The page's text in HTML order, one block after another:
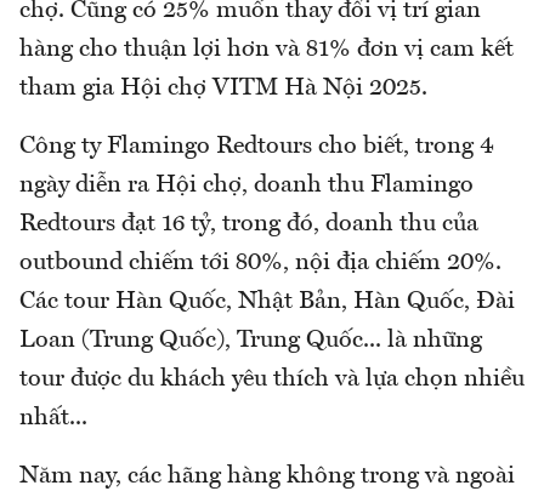
chợ. Cũng có 25% muốn thay đổi vị trí gian
hàng cho thuận lợi hơn và 81% đơn vị cam kết
tham gia Hội chợ VITM Hà Nội 2025.
Công ty Flamingo Redtours cho biết, trong 4
ngày diễn ra Hội chợ, doanh thu Flamingo
Redtours đạt 16 tỷ, trong đó, doanh thu của
outbound chiếm tới 80%, nội địa chiếm 20%.
Các tour Hàn Quốc, Nhật Bản, Hàn Quốc, Đài
Loan (Trung Quốc), Trung Quốc... là những
tour được du khách yêu thích và lựa chọn nhiều
nhất...
Năm nay, các hãng hàng không trong và ngoài